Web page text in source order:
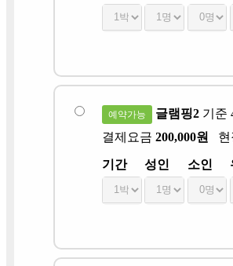
예약가능 글램핑2 기준
결제요금 200,000원 현
기간 성인 소인